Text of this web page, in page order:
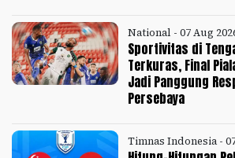
National - 07 Aug
Sportivitas di
Terkuras, Final
Jadi Panggung
Persebaya
Timnas Indonesia -